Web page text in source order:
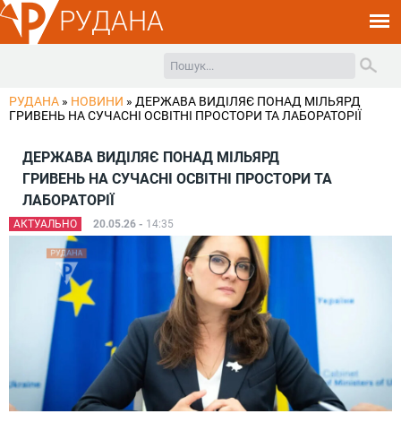
РУДАНА
РУДАНА » НОВИНИ » ДЕРЖАВА ВИДІЛЯЄ ПОНАД МІЛЬЯРД
ГРИВЕНЬ НА СУЧАСНІ ОСВІТНІ ПРОСТОРИ ТА ЛАБОРАТОРІЇ
ДЕРЖАВА ВИДІЛЯЄ ПОНАД МІЛЬЯРД
ГРИВЕНЬ НА СУЧАСНІ ОСВІТНІ ПРОСТОРИ ТА
ЛАБОРАТОРІЇ
АКТУАЛЬНО 20.05.26 - 14:35